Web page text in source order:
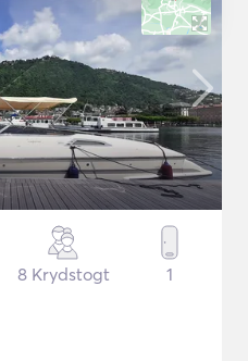
8 Krydstogt 1